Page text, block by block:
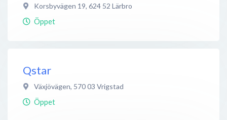
Korsbyvägen 19, 624 52 Lärbro
Öppet
Qstar
Växjövägen, 570 03 Vrigstad
Öppet